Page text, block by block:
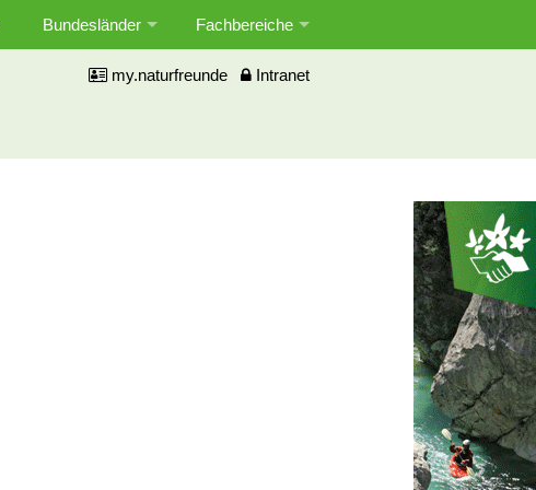
Bundesländer Fachbereiche
my.naturfreunde Intranet